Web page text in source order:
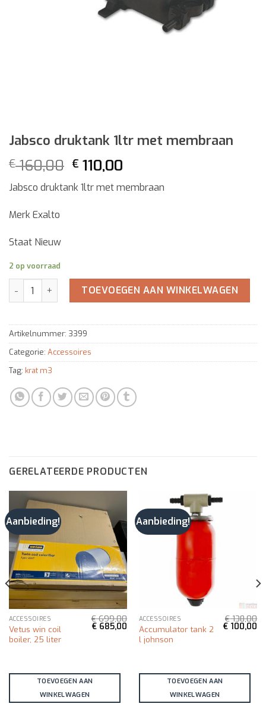
Jabsco druktank 1ltr met membraan
€160,00 Oorspronkelijke
prijs
was:
€ 110,00
prijs
is:
Jabsco druktank 1ltr met membraan
Merk Exalto
Staat Nieuw
2 op voorraad
Jabsco druktank 1ltr met membraan aantal
TOEVOEGEN AAN WINKELWAGEN
Artikelnummer: 3399
Categorie: Accessoires
Tag: krat m3
GERELATEERDE PRODUCTEN
Aanbieding!
ACCESSOIRES
Vetus win coil
boiler, 25 liter
€699,00
Oorspronkelijke
€ 685,00 Huidige
prijs
TOEVOEGEN AAN
WINKELWAGEN
Aanbieding!
ACCESSOIRES
Accumulator tank 2
l johnson
€138,00
€ 100,00
TOEVOEGEN AAN
WINKELWAGEN